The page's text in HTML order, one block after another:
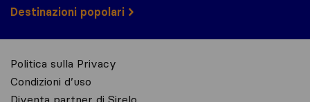
Destinazioni popolari
Politica sulla Privacy
Condizioni d’uso
Diventa partner di Sirelo